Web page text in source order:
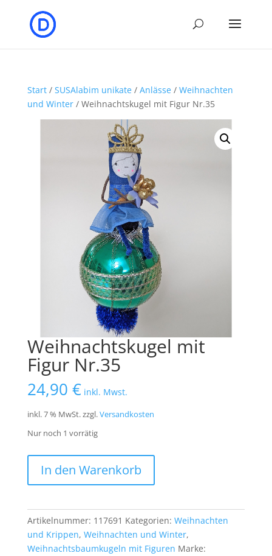
Start/ SUSAlabim unikate/ Anlässe/ Weihnachten
und Winter/ Weihnachtskugel mit Figur Nr.35
Weihnachtskugel mit
Figur Nr.35
24,90 € inkl. Mwst.
inkl. 7 % MwSt.zzgl.Versandkosten
Nur noch 1 vorrätig
Menge
In den Warenkorb
Artikelnummer: 117691 Kategorien: Weihnachten
und Krippen, Weihnachten und Winter,
Weihnachtsbaumkugeln mit Figuren Marke: